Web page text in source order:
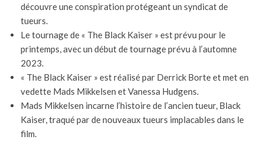
découvre une conspiration protégeant un syndicat de
tueurs.
Le tournage de « The Black Kaiser » est prévu pour le
printemps, avec un début de tournage prévu à l’automne
2023.
« The Black Kaiser » est réalisé par Derrick Borte et met en
vedette Mads Mikkelsen et Vanessa Hudgens.
Mads Mikkelsen incarne l’histoire de l’ancien tueur, Black
Kaiser, traqué par de nouveaux tueurs implacables dans le
film.